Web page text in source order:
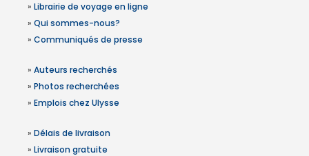
» Librairie de voyage en ligne
» Qui sommes-nous?
» Communiqués de presse
» Auteurs recherchés
» Photos recherchées
» Emplois chez Ulysse
» Délais de livraison
» Livraison gratuite